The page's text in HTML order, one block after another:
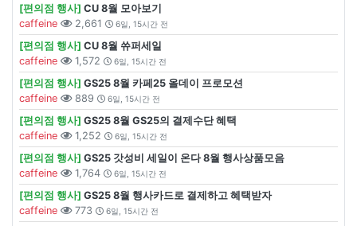
[편의점 행사] CU 8월 모아보기
caffeine
2,661 6일, 15시간 전
[편의점 행사] CU 8월 쓔퍼세일
caffeine
1,572 6일, 15시간 전
[편의점 행사] GS25 8월 카페25 올데이 프로모션
caffeine
889 6일, 15시간 전
[편의점 행사] GS25 8월 GS25의 결제수단 혜택
caffeine
1,252 6일, 15시간 전
[편의점 행사] GS25 갓성비 세일이 온다 8월 행사상품모음
caffeine
1,764 6일, 15시간 전
[편의점 행사] GS25 8월 행사카드로 결제하고 혜택받자
caffeine
773 6일, 15시간 전